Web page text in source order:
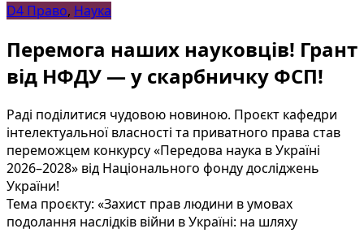
D4 Право, Наука
Перемога наших науковців! Грант
від НФДУ — у скарбничку ФСП!
Раді поділитися чудовою новиною. Проєкт кафедри
інтелектуальної власності та приватного права став
переможцем конкурсу «Передова наука в Україні
2026–2028» від Національного фонду досліджень
України!
Тема проєкту: «Захист прав людини в умовах
подолання наслідків війни в Україні: на шляху